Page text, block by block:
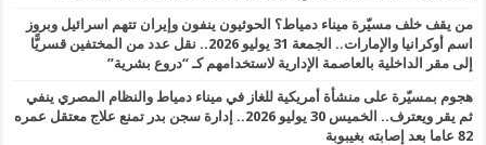
من يقف خلف مسيّرة ميناء دمياط؟ الحوثيون ينفون وإيران تتهم اسرائيل وبروز
اسم أوكرانيا والإمارات.. الجمعة 31 يوليو 2026.. نقل عدد من المختفين قسريًّا
إلى مقر الداخلية بالعاصمة الإدارية لاستخدامهم كـ “دروع بشرية”
هجوم بمسيّرة على منشأة أمريكية للغاز في ميناء دمياط والنظام المصري ينفي
ثم يقر ويعترف.. الخميس 30 يوليو 2026.. إدارة سجن بدر تمنع علاج معتقل عمره
82 عاما بعد إصابته بغيبوبة